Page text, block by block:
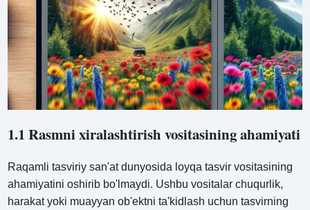
1.1 Rasmni xiralashtirish vositasining ahamiyati
Raqamli tasviriy san'at dunyosida loyqa tasvir vositasining
ahamiyatini oshirib bo'lmaydi. Ushbu vositalar chuqurlik,
harakat yoki muayyan ob'ektni ta'kidlash uchun tasvirning